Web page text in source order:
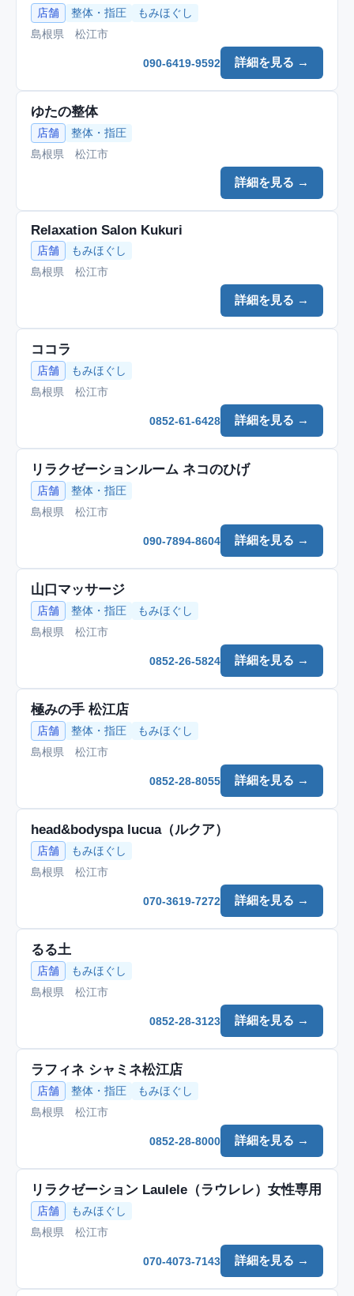
店舗 整体・指圧
もみほぐし
島根県 松江市
詳細を見る →
090-6419-9592
ゆたの整体
店舗
整体・指圧
島根県 松江市
詳細を見る →
Relaxation Salon Kukuri
店舗
もみほぐし
島根県 松江市
詳細を見る →
ココラ
店舗
もみほぐし
島根県 松江市
詳細を見る →
0852-61-6428
リラクゼーションルーム ネコのひげ
店舗
整体・指圧
島根県 松江市
詳細を見る →
090-7894-8604
山口マッサージ
店舗 整体・指圧
もみほぐし
島根県 松江市
詳細を見る →
0852-26-5824
極みの手 松江店
店舗 整体・指圧
もみほぐし
島根県 松江市
詳細を見る →
0852-28-8055
head&bodyspa lucua（ルクア）
店舗
もみほぐし
島根県 松江市
詳細を見る →
070-3619-7272
るる土
店舗
もみほぐし
島根県 松江市
詳細を見る →
0852-28-3123
ラフィネ シャミネ松江店
店舗 整体・指圧
もみほぐし
島根県 松江市
詳細を見る →
0852-28-8000
リラクゼーション Laulele（ラウレレ）女性専用
店舗
もみほぐし
島根県 松江市
詳細を見る →
070-4073-7143